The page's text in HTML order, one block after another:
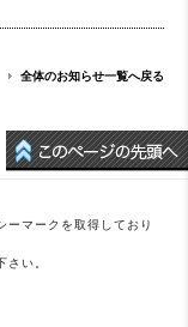
全体のお知らせ一覧へ戻る
ーマークを取得しており
さい。